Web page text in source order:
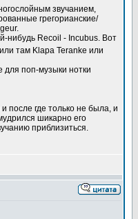
звучанием,
грегорианские/
нибудь Recoil - Incubus. Вот
там Klapa Teranke или
для поп-музыки нотки
после где только не была, и
шикарно его
приблизиться.